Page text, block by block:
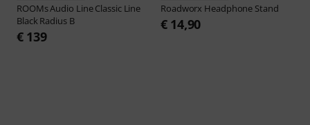
ROOMs Audio LineClassic Line
Black Radius B
€ 139
Roadworx Headphone Stand
€ 14,90